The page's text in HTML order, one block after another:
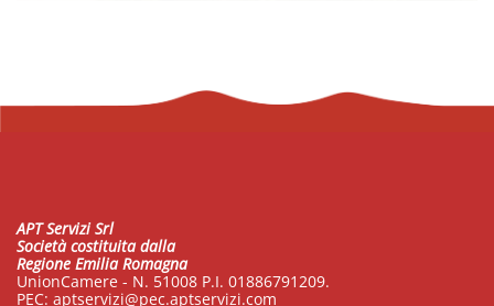
APT Servizi Srl
Società costituita dalla
Regione Emilia Romagna
UnionCamere - N. 51008 P.I. 01886791209.
PEC: aptservizi@pec.aptservizi.com